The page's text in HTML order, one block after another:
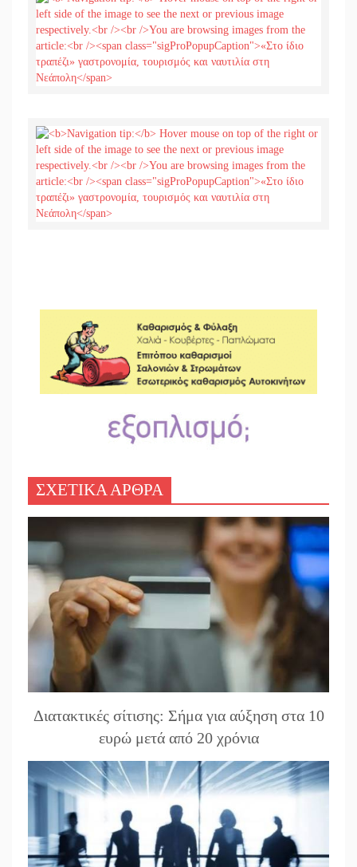
ΣΧΕΤΙΚΑ ΑΡΘΡΑ
Διατακτικές σίτισης: Σήμα για αύξηση στα 10
ευρώ μετά από 20 χρόνια